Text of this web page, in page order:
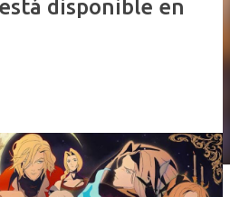
disponible en